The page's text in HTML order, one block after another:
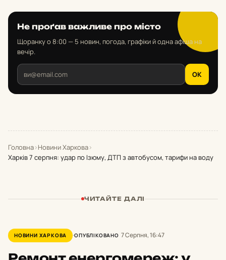
Не проґав важливе про місто
Щоранку о 8:00 — 5 новин, погода, графіки й одна афіша на
вечір.
OK
Головна›Новини Харкова›
Харків 7 серпня: удар по Ізюму, ДТП з автобусом, тарифи на воду
ЧИТАЙТЕ ДАЛІ
НОВИНИ ХАРКОВА ОПУБЛІКОВАНО 7 Серпня, 16:47